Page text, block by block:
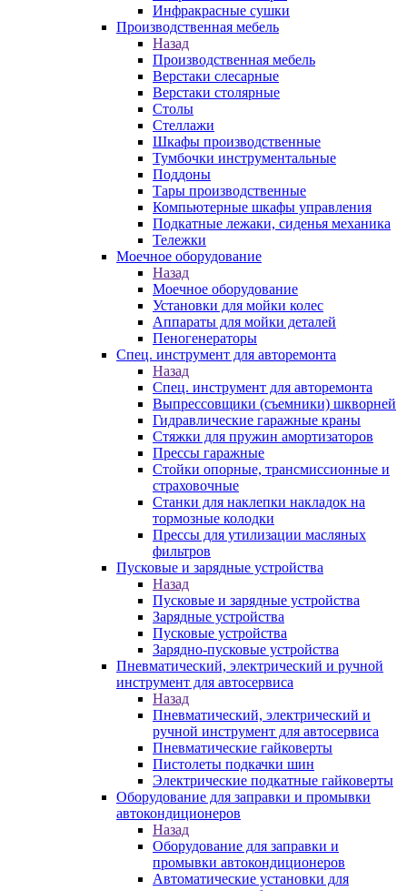
Инфракрасные сушки
Производственная мебель
Назад
Производственная мебель
Верстаки слесарные
Верстаки столярные
Столы
Стеллажи
Шкафы производственные
Тумбочки инструментальные
Поддоны
Тары производственные
Компьютерные шкафы управления
Подкатные лежаки, сиденья механика
Тележки
Моечное оборудование
Назад
Моечное оборудование
Установки для мойки колес
Аппараты для мойки деталей
Пеногенераторы
Спец. инструмент для авторемонта
Назад
Спец. инструмент для авторемонта
Выпрессовщики (съемники) шкворней
Гидравлические гаражные краны
Стяжки для пружин амортизаторов
Прессы гаражные
Стойки опорные, трансмиссионные и
страховочные
Станки для наклепки накладок на
тормозные колодки
Прессы для утилизации масляных
фильтров
Пусковые и зарядные устройства
Назад
Пусковые и зарядные устройства
Зарядные устройства
Пусковые устройства
Зарядно-пусковые устройства
Пневматический, электрический и ручной
инструмент для автосервиса
Назад
Пневматический, электрический и
ручной инструмент для автосервиса
Пневматические гайковерты
Пистолеты подкачки шин
Электрические подкатные гайковерты
Оборудование для заправки и промывки
автокондиционеров
Назад
Оборудование для заправки и
промывки автокондиционеров
Автоматические установки для